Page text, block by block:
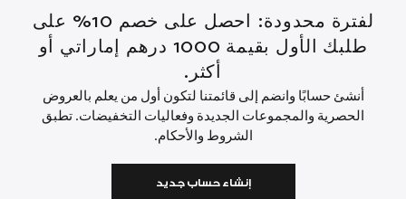
لفترة محدودة: احصل على خصم 10% على
طلبك الأول بقيمة 1000 درهم إماراتي أو
أكثر.
أنشئ حسابًا وانضم إلى قائمتنا لتكون أول من يعلم بالعروض
الحصرية والمجموعات الجديدة وفعاليات التخفيضات. تطبق
الشروط والأحكام.
إنشاء حساب جديد